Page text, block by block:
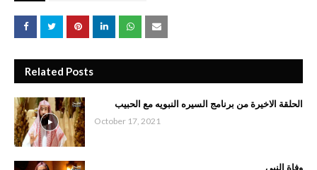
Related Posts
الحلقة الاخيرة من برنامج السيره النبويه مع الحبيب
October 17, 2021
وفاة النبي